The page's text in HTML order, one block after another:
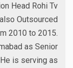
Head Rohi Tv
Outsourced
2010 to 2015.
as Senior
is serving as